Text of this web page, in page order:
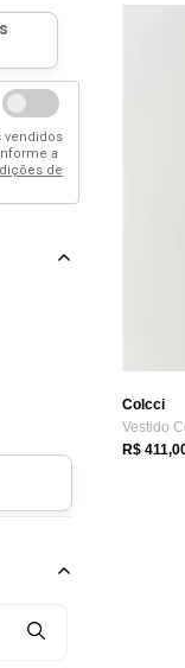
vendidos
a
de
Colcci
Vestido
R$